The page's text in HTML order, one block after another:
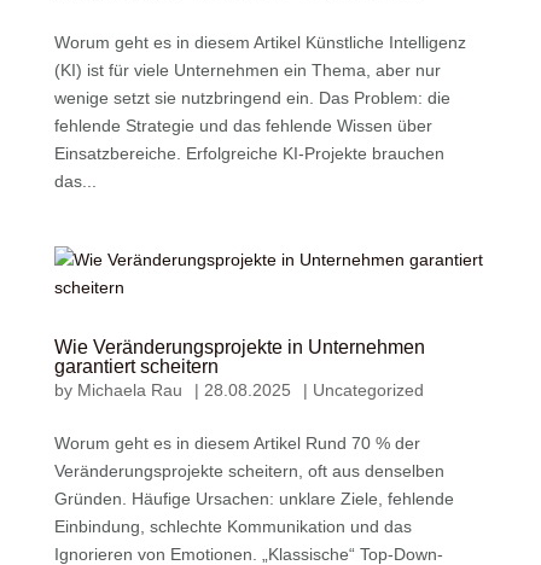
Worum geht es in diesem Artikel Künstliche Intelligenz
(KI) ist für viele Unternehmen ein Thema, aber nur
wenige setzt sie nutzbringend ein. Das Problem: die
fehlende Strategie und das fehlende Wissen über
Einsatzbereiche. Erfolgreiche KI-Projekte brauchen
das...
Wie Veränderungsprojekte in Unternehmen
garantiert scheitern
by Michaela Rau | 28.08.2025 | Uncategorized
Worum geht es in diesem Artikel Rund 70 % der
Veränderungsprojekte scheitern, oft aus denselben
Gründen. Häufige Ursachen: unklare Ziele, fehlende
Einbindung, schlechte Kommunikation und das
Ignorieren von Emotionen. „Klassische“ Top-Down-